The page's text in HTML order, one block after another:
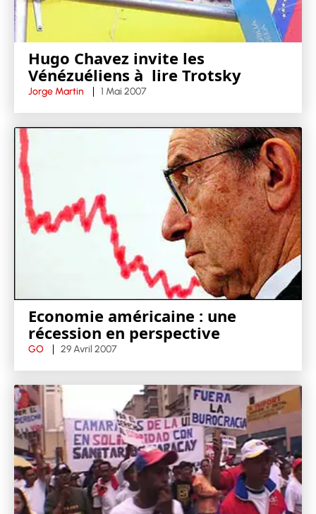
Hugo Chavez invite les
Vénézuéliens à lire Trotsky
Jorge Martin 1 Mai 2007
Economie américaine : une
récession en perspective
GO 29 Avril 2007